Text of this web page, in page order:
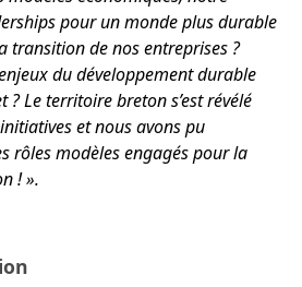
pour un monde plus durable
transition de nos entreprises ?
du développement durable
? Le territoire breton s’est révélé
et nous avons pu
rôles modèles engagés pour la
! ».